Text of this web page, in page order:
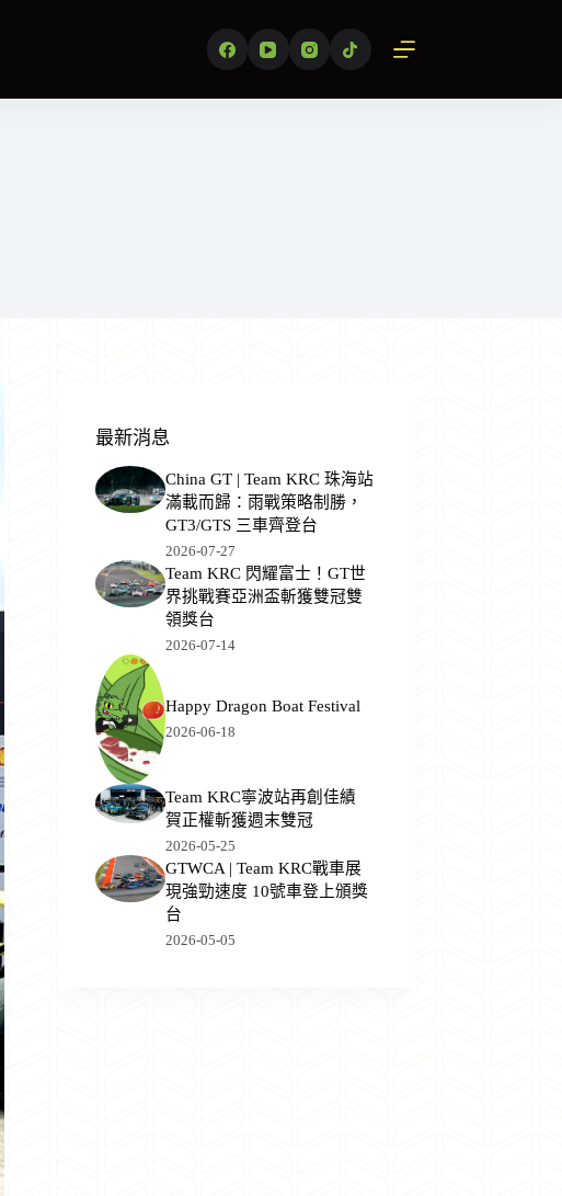
最新消息
China GT | Team KRC 珠海站
滿載而歸：雨戰策略制勝，
GT3/GTS 三車齊登台
2026-07-27
Team KRC 閃耀富士！GT世
界挑戰賽亞洲盃斬獲雙冠雙
領獎台
2026-07-14
Happy Dragon Boat Festival
2026-06-18
Team KRC寧波站再創佳績
賀正權斬獲週末雙冠
2026-05-25
GTWCA | Team KRC戰車展
現強勁速度 10號車登上頒獎
台
2026-05-05